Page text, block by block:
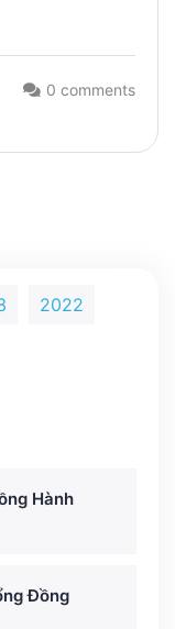
0 comments
2022
Hành
Đồng